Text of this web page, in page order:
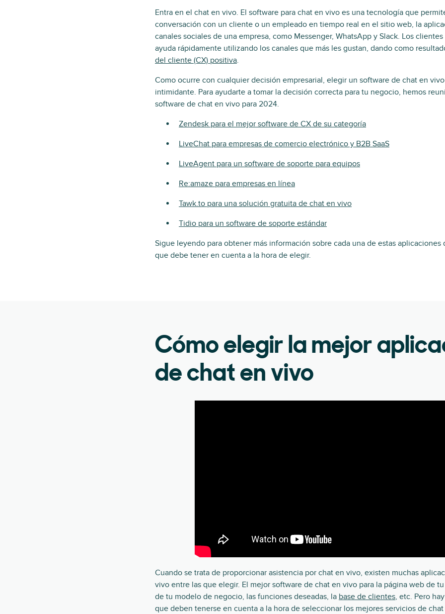
Entra en el chat en vivo. El software para chat en vivo es una tecnología que
conversación con un cliente o un empleado en tiempo real en el sitio web, la
canales sociales de una empresa, como Messenger, WhatsApp y Slack. Los
ayuda rápidamente utilizando los canales que más les gustan, dando como
del cliente (CX) positiva.
Como ocurre con cualquier decisión empresarial, elegir un software de chat en
intimidante. Para ayudarte a tomar la decisión correcta para tu negocio, hemos
software de chat en vivo para 2024.
Zendesk para el mejor software de CX de su categoría
LiveChat para empresas de comercio electrónico y B2B SaaS
LiveAgent para un software de soporte para equipos
Re:amaze para empresas en línea
Tawk.to para una solución gratuita de chat en vivo
Tidio para un software de soporte estándar
Sigue leyendo para obtener más información sobre cada una de estas
que debe tener en cuenta a la hora de elegir.
Cómo elegir la mejor
de chat en vivo
Cuando se trata de proporcionar asistencia por chat en vivo, existen muchas
vivo entre las que elegir. El mejor software de chat en vivo para la página web de
de tu modelo de negocio, las funciones deseadas, la base de clientes, etc. Pero
que deben tenerse en cuenta a la hora de seleccionar los mejores servicios de